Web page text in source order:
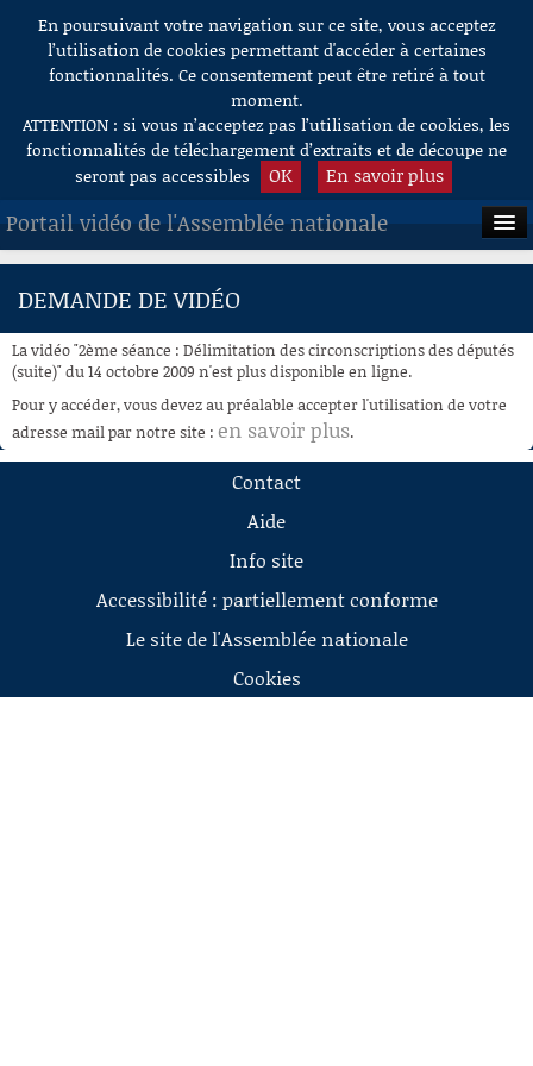
Aller au contenu
En poursuivant votre navigation sur ce site, vous acceptez
l’utilisation de cookies permettant d'accéder à certaines
fonctionnalités. Ce consentement peut être retiré à tout
moment.
ATTENTION : si vous n’acceptez pas l’utilisation de cookies, les
fonctionnalités de téléchargement d’extraits et de découpe ne
seront pas accessibles
OK En savoir plus
Portail vidéo de l'Assemblée nationale
ACCUEIL
À LA DEMANDE
RECHERCHE
AIDE À LA DÉCOUPE
DEMANDE DE VIDÉO
La vidéo "2ème séance : Délimitation des circonscriptions des députés
(suite)" du 14 octobre 2009 n'est plus disponible en ligne.
Pour y accéder, vous devez au préalable accepter l'utilisation de votre
adresse mail par notre site : en savoir plus.
Contact
Aide
Info site
Accessibilité : partiellement conforme
Le site de l'Assemblée nationale
Cookies